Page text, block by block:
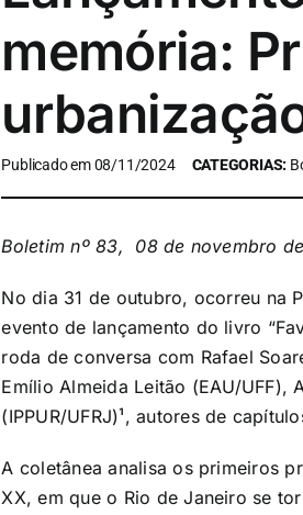
memória:
Publicado em 08/11/2024 CATEGORIAS:
Boletim nº 83, 08 de novembro
No dia 31 de outubro, ocorreu na
evento de lançamento do livro
roda de conversa com Rafael
Emílio Almeida Leitão (EAU/UFF),
(IPPUR/UFRJ)¹, autores de
A coletânea analisa os primeiros
XX, em que o Rio de Janeiro se